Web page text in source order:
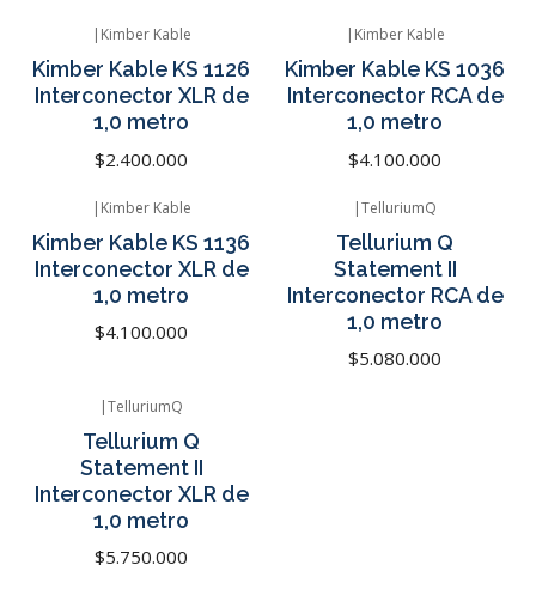
| Kimber Kable
Kimber Kable KS 1126
Interconector XLR de
1,0 metro
$2.400.000
| Kimber Kable
Kimber Kable KS 1036
Interconector RCA de
1,0 metro
$4.100.000
| Kimber Kable
Kimber Kable KS 1136
Interconector XLR de
1,0 metro
$4.100.000
|TelluriumQ
Tellurium Q
Statement II
Interconector RCA de
1,0 metro
$5.080.000
|TelluriumQ
Tellurium Q
Statement II
Interconector XLR de
1,0 metro
$5.750.000